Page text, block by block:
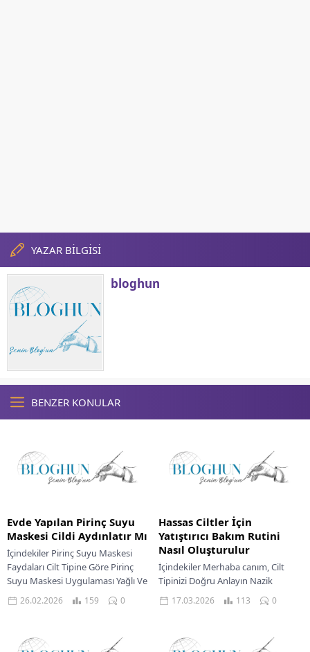
YAZAR BİLGİSİ
bloghun
BENZER KONULAR
Evde Yapılan Pirinç Suyu
Maskesi Cildi Aydınlatır Mı
İçindekiler Pirinç Suyu Maskesi
Faydaları Cilt Tipine Göre Pirinç
Suyu Maskesi Uygulaması Yağlı Ve
Karma Ciltler İçin Kuru Ve Normal...
26.02.2026 159 0
Hassas Ciltler İçin
Yatıştırıcı Bakım Rutini
Nasıl Oluşturulur
İçindekiler Merhaba canım, Cilt
Tipinizi Doğru Anlayın Nazik
Temizleyicilerle Cildinizi Yatıştırın
Cilt Yatıştırma İçin Doğal Yöntemler
17.03.2026 113 0